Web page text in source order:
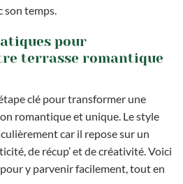
temps.
pour
terrasse romantique
clé pour transformer une
romantique et unique. Le style
car il repose sur un
de récup’ et de créativité. Voici
y parvenir facilement, tout en